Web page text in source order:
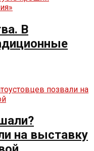
В
на выставку